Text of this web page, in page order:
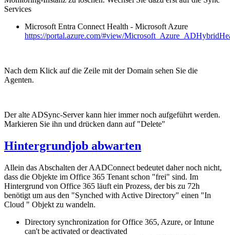
Services
Microsoft Entra Connect Health - Microsoft Azure
https://portal.azure.com/#view/
Nach dem Klick auf die Zeile mit der Domain sehen Sie die
Agenten.
Der alte ADSync-Server kann hier immer noch aufgeführt werden.
Markieren Sie ihn und drücken dann auf "Delete"
Hintergrundjob abwarten
Allein das Abschalten der AADConnect bedeutet daher noch nicht,
dass die Objekte im Office 365 Tenant schon "frei" sind. Im
Hintergrund von Office 365 läuft ein Prozess, der bis zu 72h
benötigt um aus den "Synched with Active Directory" einen "In
Cloud " Objekt zu wandeln.
Directory synchronization for Office 365, Azure, or Intune
can't be activated or deactivated